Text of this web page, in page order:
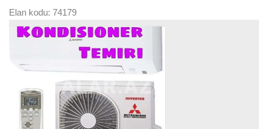
Elan kodu: 74179